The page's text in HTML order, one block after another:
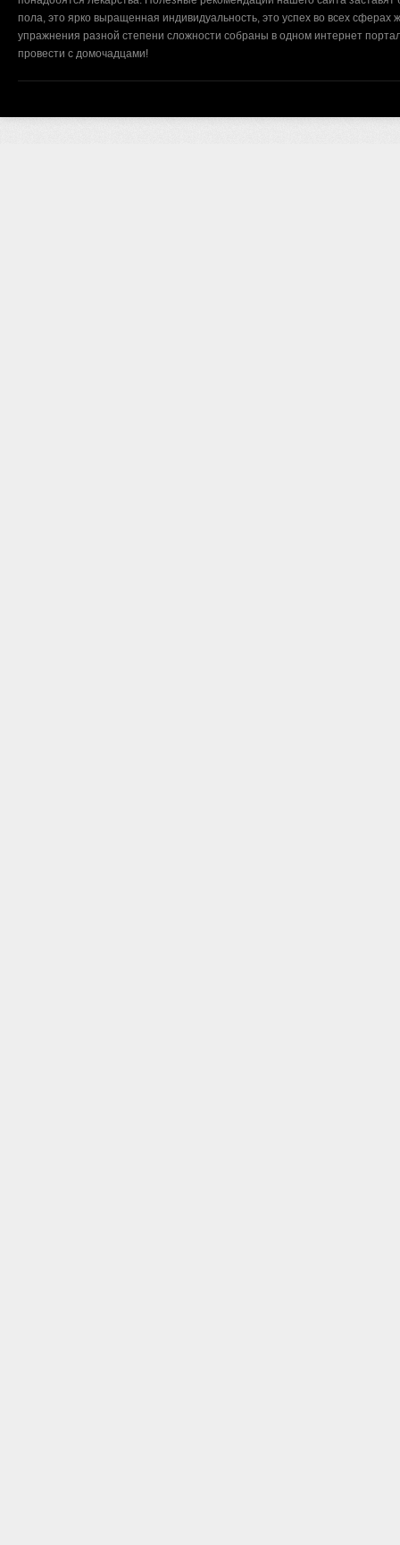
пола, это ярко выращенная индивидуальность, это успех во всех
упражнения разной степени сложности собраны в одном интернет
провести с домочадцами!